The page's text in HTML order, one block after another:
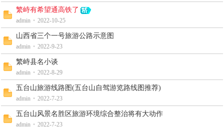
繁峙有希望通高铁了
admin • 2022-10-25
山西省三个一号旅游公路示意图
admin • 2022-9-23
繁峙县名小谈
admin • 2022-8-29
五台山旅游线路图(五台山自驾游览路线图推荐)
admin • 2022-7-23
五台山风景名胜区旅游环境综合整治将有大动作
admin • 2022-7-23